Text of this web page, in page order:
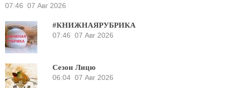
07:46 07 Авг 2026
#КНИЖНАЯРУБРИКА
07:46 07 Авг 2026
Сезон Лицю
06:04 07 Авг 2026